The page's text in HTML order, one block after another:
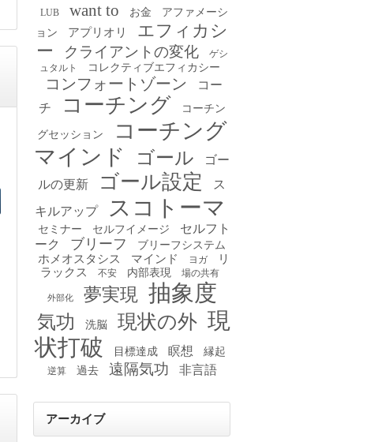
LUB want to お金
アファメーシ
ョン
アプリオリ
エフィカシ
ー
クライアントの変化
ゲシ
ュタルト
コレクティブエフィカシー
コンフォートゾーン
コー
チ
コーチング コーチン
グセッション
コーチング
マインド
ゴール
ゴー
ルの更新
ゴール設定
ス
キルアップ
スコトーマ
セミナー セルフイメージ
セルフト
ーク
ブリーフ ブリーフシステム
ホメオスタシス マインド ヨガ
リ
ラックス
不安 内部表現 場の共有
外部化 夢実現 抽象度
気功 洗脳 現状の外 現
状打破
目標達成 瞑想 縁起
逆算 過去 遠隔気功 非言語
アーカイブ